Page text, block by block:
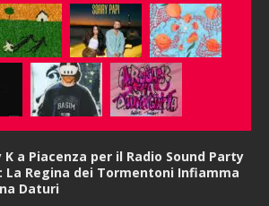
K a Piacenza per il Radio Sound Party
La Regina dei Tormentoni Infiamma
Daturi